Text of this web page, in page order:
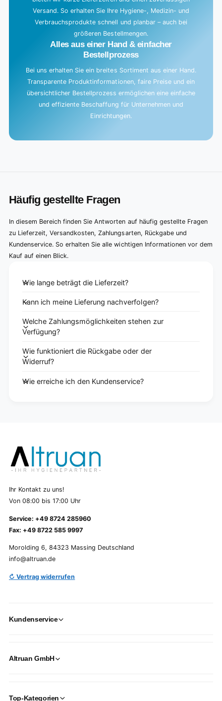
Versand. So erhalten Sie Ihre Hygiene-, Medizin- und
Verbrauchsprodukte schnell und planbar – auch bei
größeren Bestellmengen.
Alles aus einer Hand & einfacher
Bestellprozess
Bei uns erhalten Sie ein breites Sortiment aus einer Hand.
Transparente Produktinformationen, faire Preise und ein
übersichtlicher Bestellprozess ermöglichen eine einfache
und effiziente Beschaffung für Unternehmen und
Einrichtungen.
Häufig gestellte Fragen
In diesem Bereich finden Sie Antworten auf häufig gestellte Fragen
zu Lieferzeit, Versandkosten, Zahlungsarten, Rückgabe und
Kundenservice. So erhalten Sie alle wichtigen Informationen vor dem
Kauf auf einen Blick.
Wie lange beträgt die Lieferzeit?
Kann ich meine Lieferung nachverfolgen?
Welche Zahlungsmöglichkeiten stehen zur
Verfügung?
Wie funktioniert die Rückgabe oder der
Widerruf?
Wie erreiche ich den Kundenservice?
Ihr Kontakt zu uns!
Von 08:00 bis 17:00 Uhr
Service: +49 8724 285960
Fax: +49 8722 585 9997
Morolding 6, 84323 Massing Deutschland
info@altruan.de
↻ Vertrag widerrufen
Kundenservice
Altruan GmbH
Top-Kategorien